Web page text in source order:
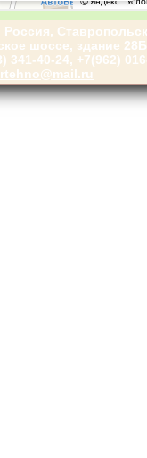
шоссе, здание
341-40-24, +7(962)